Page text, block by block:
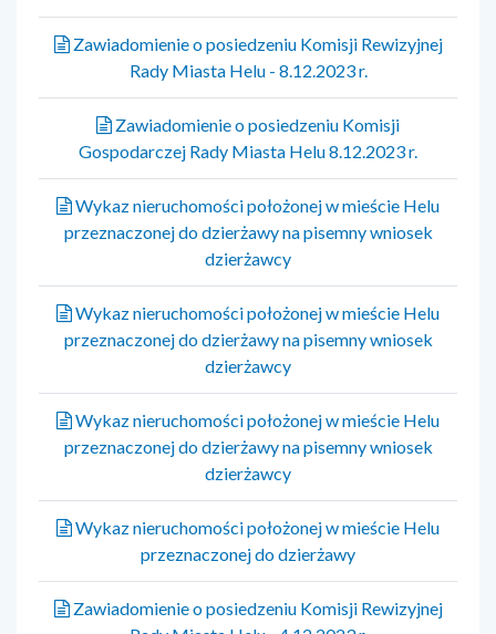
Zawiadomienie o posiedzeniu Komisji Rewizyjnej
Rady Miasta Helu - 8.12.2023 r.
Zawiadomienie o posiedzeniu Komisji
Gospodarczej Rady Miasta Helu 8.12.2023 r.
Wykaz nieruchomości położonej w mieście Helu
przeznaczonej do dzierżawy na pisemny wniosek
dzierżawcy
Wykaz nieruchomości położonej w mieście Helu
przeznaczonej do dzierżawy na pisemny wniosek
dzierżawcy
Wykaz nieruchomości położonej w mieście Helu
przeznaczonej do dzierżawy na pisemny wniosek
dzierżawcy
Wykaz nieruchomości położonej w mieście Helu
przeznaczonej do dzierżawy
Zawiadomienie o posiedzeniu Komisji Rewizyjnej